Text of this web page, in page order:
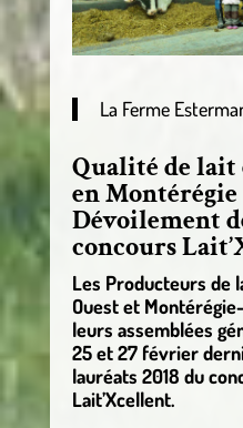
La Ferme
Qualité de
en Montérégie
Dévoilement
concours
Les Producteurs de
Ouest et
leurs assemblées
25 et 27 février
lauréats 2018 du
Lait’Xcellent.